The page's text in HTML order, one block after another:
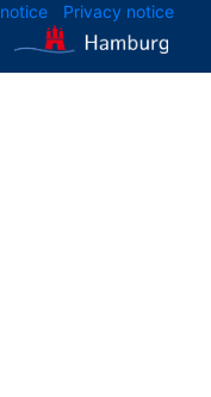
Privacy notice